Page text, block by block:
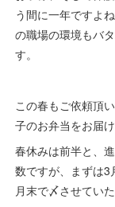
う間に一年ですよ
の職場の環境もバ
す。
この春もご依頼頂
子のお弁当をお届け
春休みは前半と、
数ですが、まずは3
月末で〆させてい